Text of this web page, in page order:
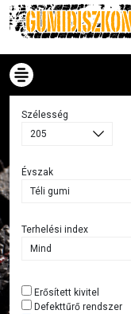
Szélesség
Évszak
Terhelési index
Erősített kivitel
Defekttűrő rendszer